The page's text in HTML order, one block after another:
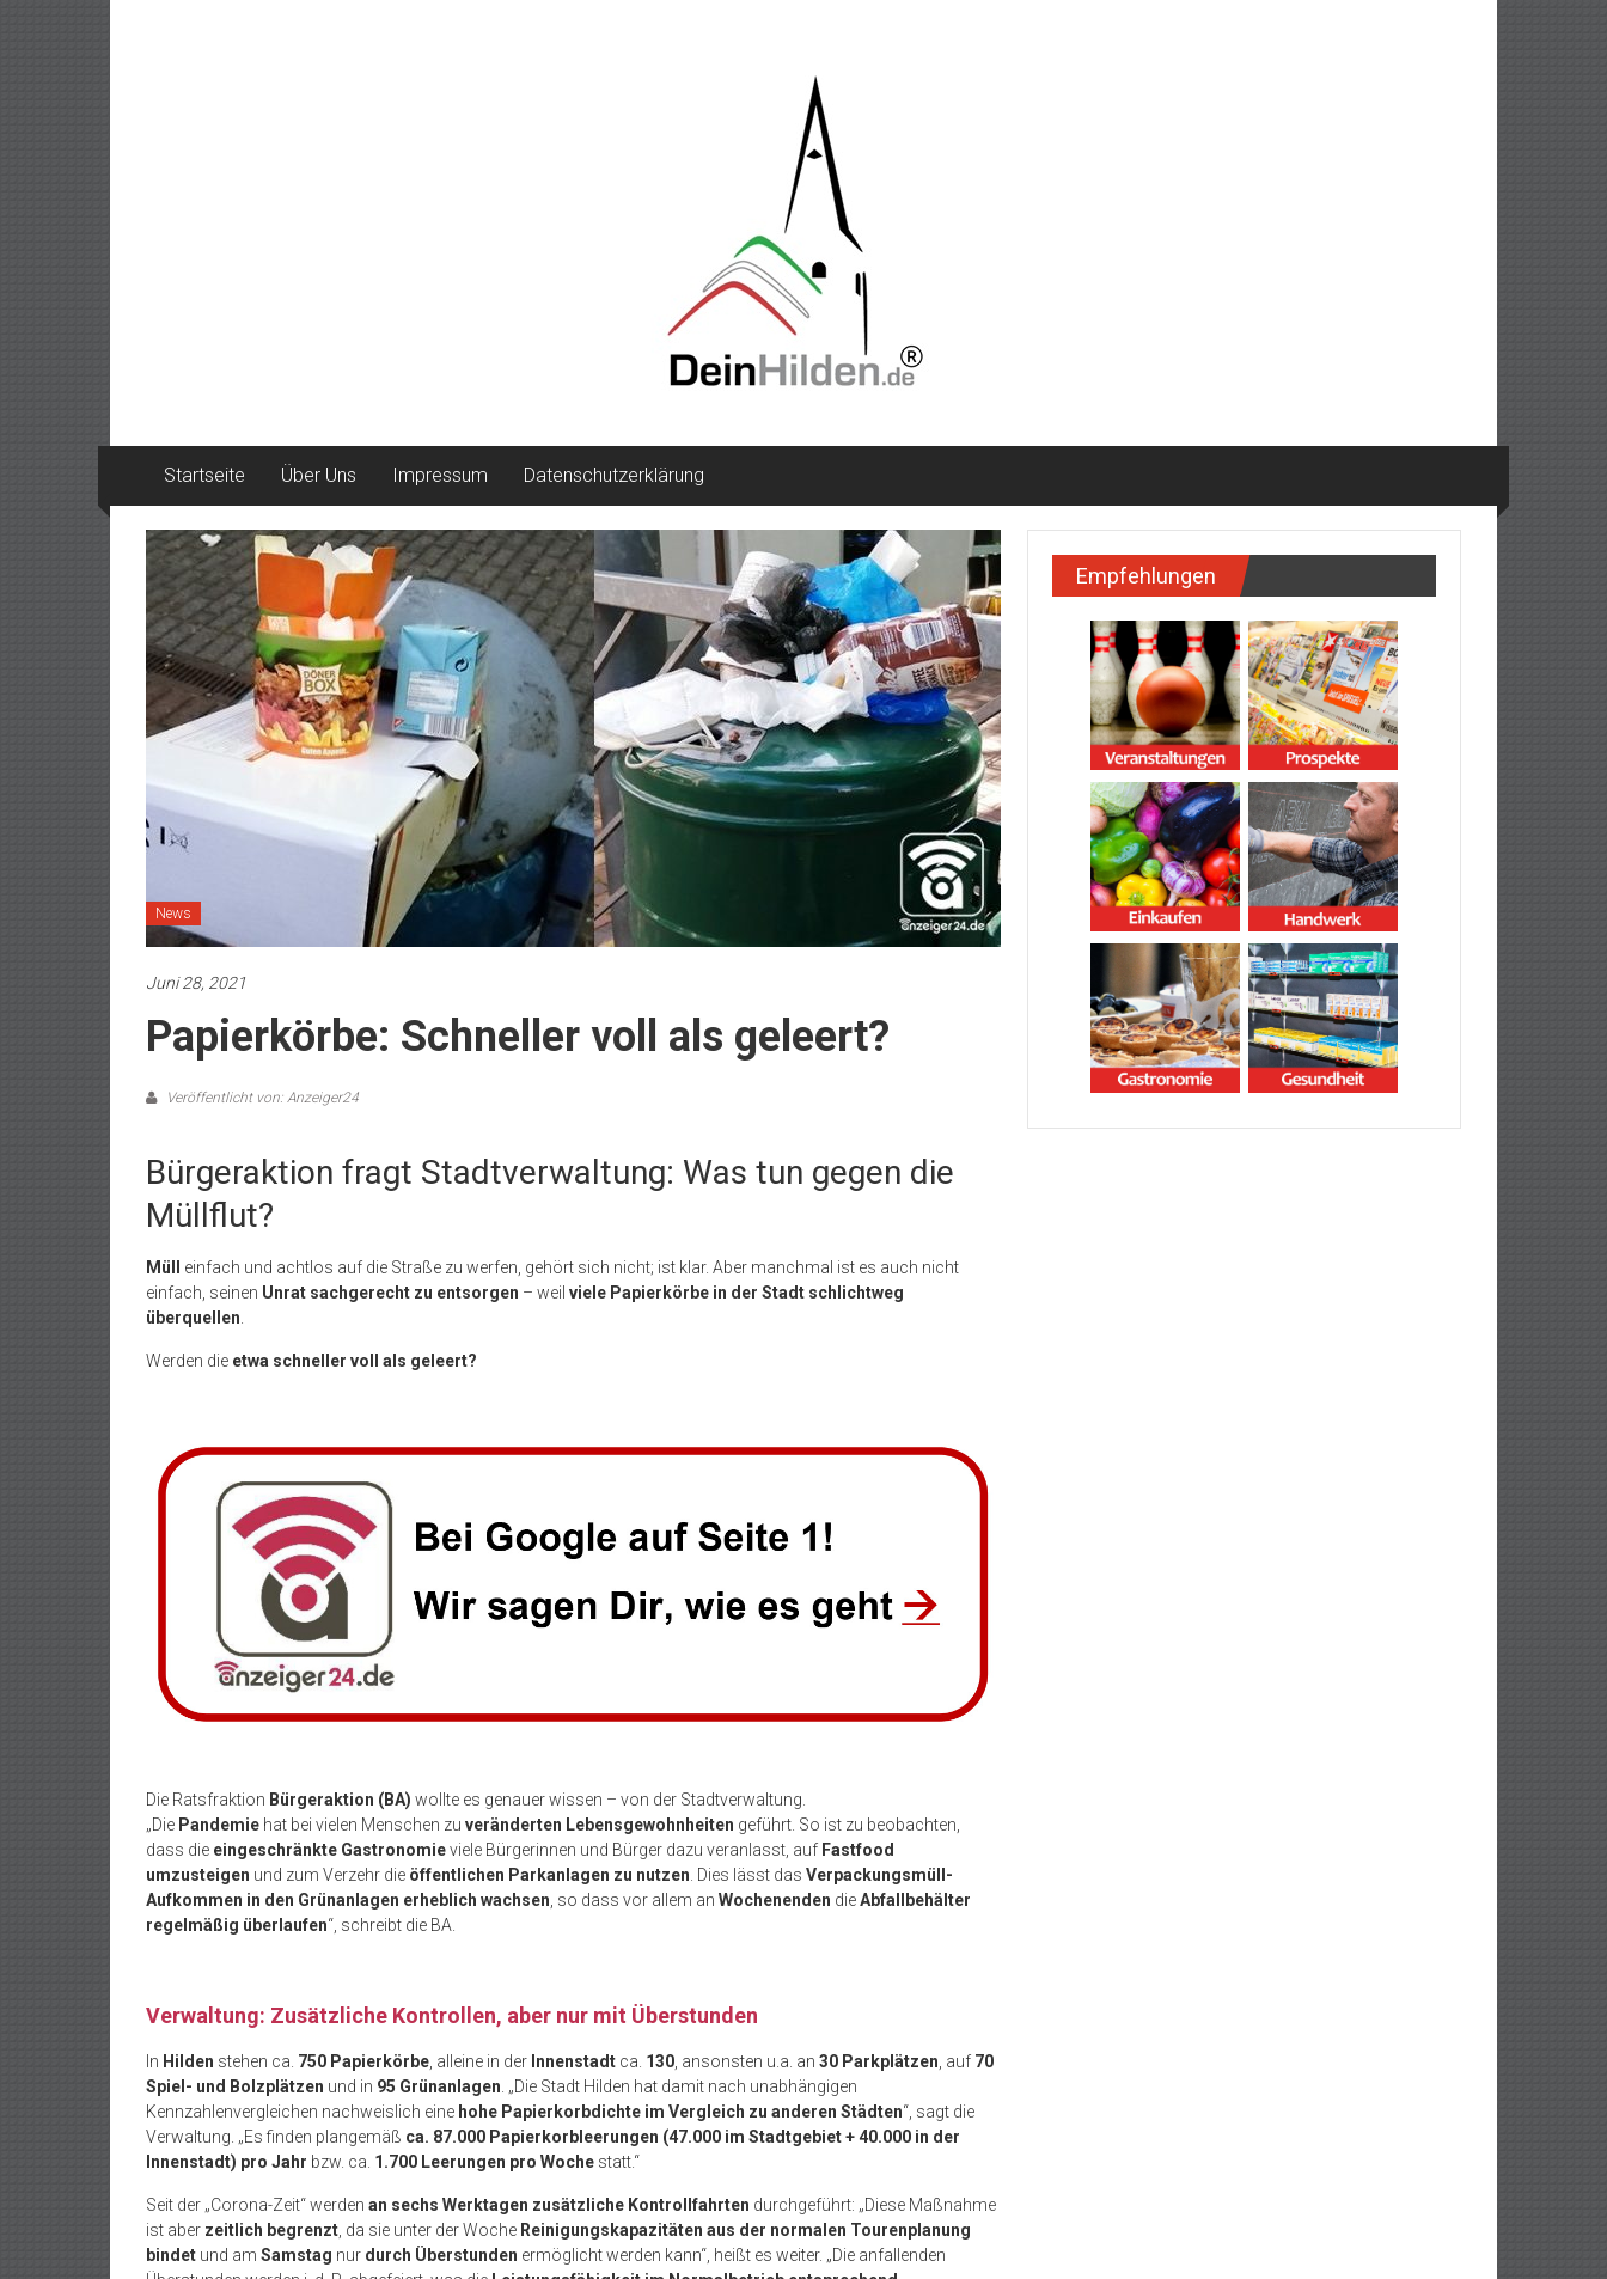
Startseite Über Uns Impressum Datenschutzerklärung
News
Juni 28, 2021
Papierkörbe: Schneller voll als geleert?
Veröffentlicht von: Anzeiger24
Bürgeraktion fragt Stadtverwaltung: Was tun gegen die
Müllflut?
Müll
einfach und achtlos auf die Straße zu werfen, gehört sich nicht; ist klar. Aber manchmal ist es auch nicht
einfach, seinen Unrat sachgerecht zu entsorgen – weil viele Papierkörbe in der Stadt schlichtweg
überquellen
Werden die etwa schneller voll als geleert?
Die Ratsfraktion Bürgeraktion (BA) wollte es genauer wissen – von der Stadtverwaltung.
„Die Pandemie hat bei vielen Menschen zu veränderten Lebensgewohnheiten geführt. So ist zu beobachten,
dass die eingeschränkte Gastronomieviele Bürgerinnen und Bürger dazu veranlasst, auf Fastfood
umzusteigen und zum Verzehr die öffentlichen Parkanlagen zu nutzen. Dies lässt das Verpackungsmüll-
Aufkommen in den Grünanlagen erheblich wachsen, so dass vor allem an Wochenenden dieAbfallbehälter
regelmäßig überlaufen“, schreibt die BA.
Verwaltung: Zusätzliche Kontrollen, aber nur mit Überstunden
In Hilden stehen ca. 750 Papierkörbe, alleine in der Innenstadt ca. 130, ansonsten u.a. an 30 Parkplätzen, auf 70
Spiel- und Bolzplätzen und in 95 Grünanlagen. „Die Stadt Hilden hat damit nach unabhängigen
Kennzahlenvergleichen nachweislich eine hohe Papierkorbdichte im Vergleich zu anderen Städten“, sagt die
Verwaltung. „Es finden plangemäß ca. 87.000 Papierkorbleerungen (47.000 im Stadtgebiet + 40.000 in der
Innenstadt) pro Jahr bzw. ca. 1.700 Leerungen pro Woche statt.“
Seit der „Corona-Zeit“ werden an sechs Werktagen zusätzliche Kontrollfahrten durchgeführt: „Diese Maßnahme
ist aber zeitlich begrenzt, da sie unter der Woche Reinigungskapazitäten aus der normalen Tourenplanung
bindet und am Samstag nur durch Überstunden ermöglicht werden kann“, heißt es weiter. „Die anfallenden
Empfehlungen